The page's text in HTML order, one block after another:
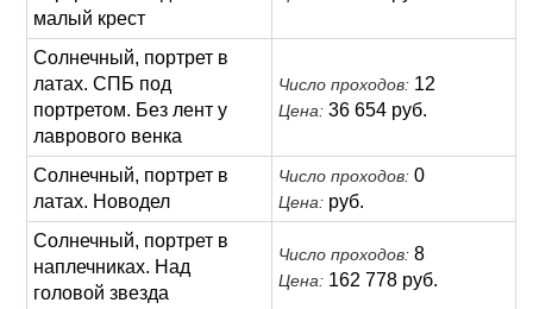
малый крест
Солнечный, портрет в
латах. СПБ под
портретом. Без лент у
лаврового венка
Число проходов: 12
Цена: 36 654 руб.
Солнечный, портрет в
латах. Новодел
Число проходов: 0
Цена: руб.
Солнечный, портрет в
наплечниках. Над
головой звезда
Число проходов: 8
Цена: 162 778 руб.